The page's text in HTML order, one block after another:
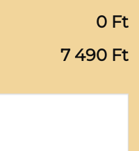
0 Ft
7 490 Ft